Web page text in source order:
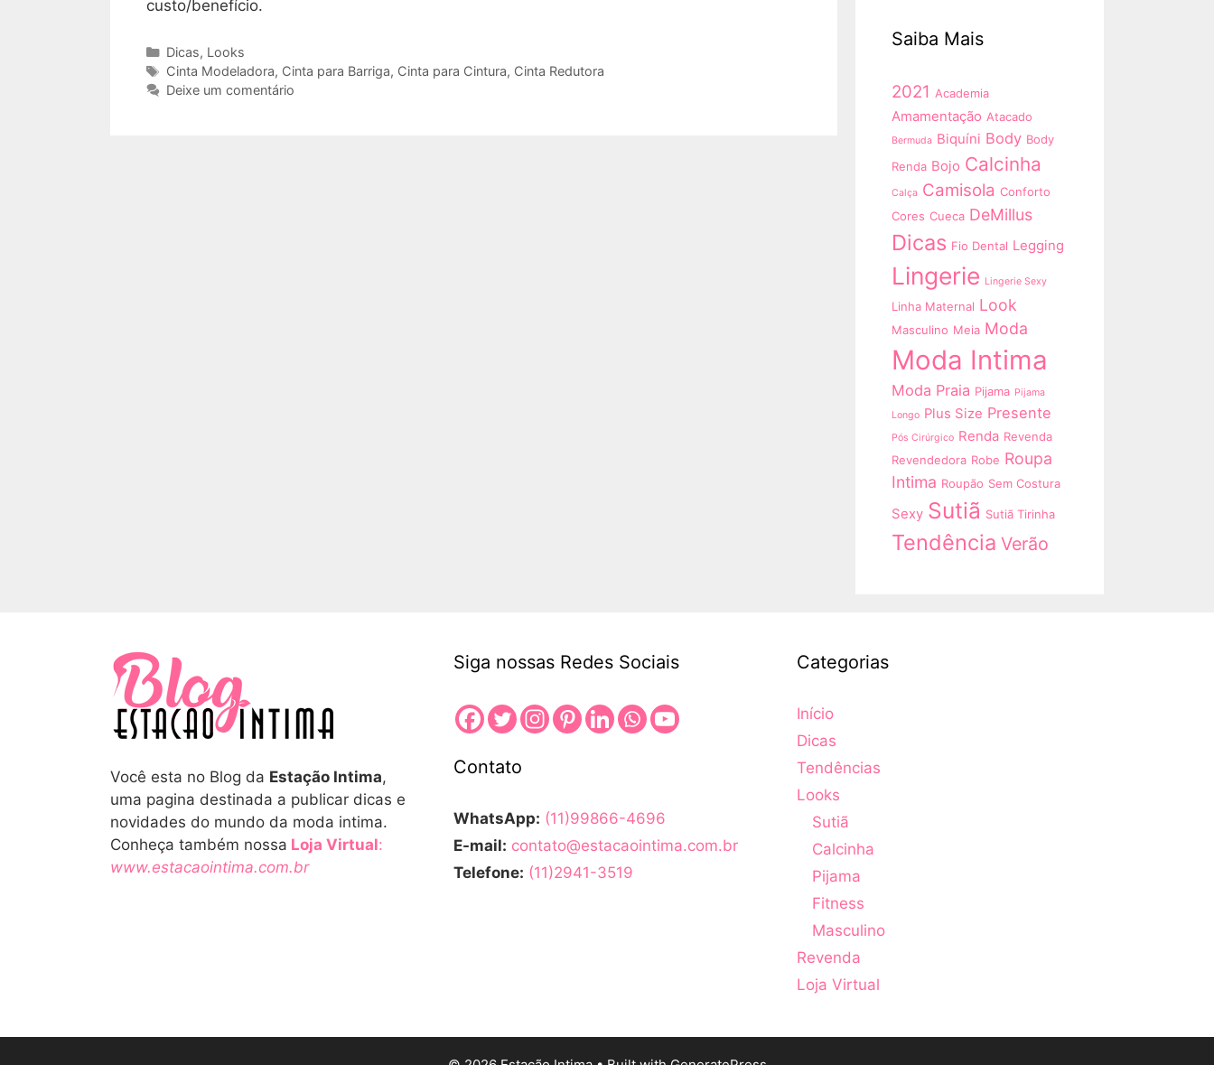
custo/benefício.
Categorias
Dicas, Looks
Tags
Cinta Modeladora, Cinta para Barriga, Cinta para Cintura, Cinta Redutora
Deixe um comentário
Saiba Mais
2021 Academia
Amamentação Atacado
Bermuda Biquíni Body Body
Renda Bojo Calcinha
Calça Camisola Conforto
Cores Cueca DeMillus
Dicas Fio Dental Legging
Lingerie Lingerie Sexy
Linha Maternal Look
Masculino Meia Moda
Moda Intima
Moda Praia Pijama Pijama
Longo Plus Size Presente
Pós Cirúrgico Renda Revenda
Revendedora Robe Roupa
Intima Roupão Sem Costura
Sexy Sutiã Sutiã Tirinha
Tendência Verão
Você esta no Blog da Estação Intima,
uma pagina destinada a publicar dicas e
novidades do mundo da moda intima.
Conheça também nossa Loja Virtual:
www.estacaointima.com.br
Siga nossas Redes Sociais
Contato
WhatsApp: (11)99866-4696
E-mail: contato@estacaointima.com.br
Telefone: (11)2941-3519
Categorias
Início
Dicas
Tendências
Looks
Sutiã
Calcinha
Pijama
Fitness
Masculino
Revenda
Loja Virtual